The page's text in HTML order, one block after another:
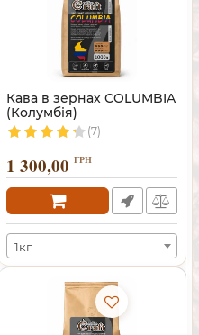
Кава в зернах COLUMBIA
(Колумбія)
(7)
1 300,00 ГРН
1кг